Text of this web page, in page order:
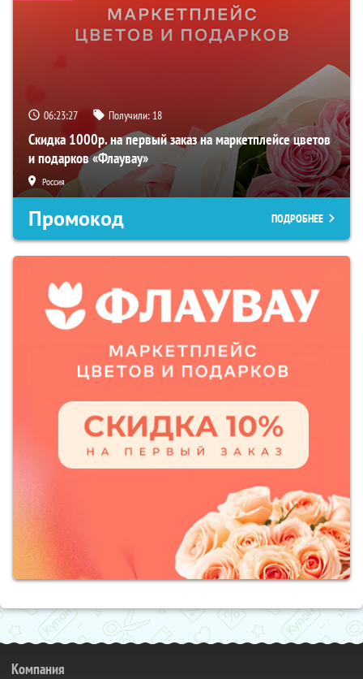
06:23:26 Получили: 18
Скидка 1000р. на первый заказ на маркетплейсе цветов
и подарков «Флаувау»
Россия
Промокод ПОДРОБНЕЕ
Компания